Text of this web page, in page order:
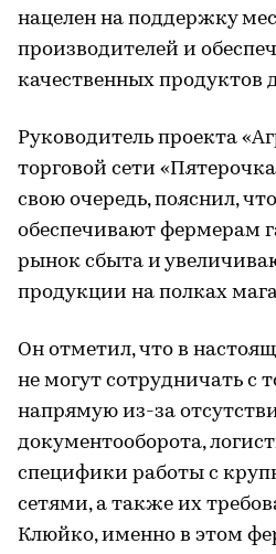
нацелен на поддержку
производителей и
качественных продуктов
Руководитель проекта
торговой сети
свою очередь, пояснил,
обеспечивают фермерам
рынок сбыта и
продукции на полках
Он отметил, что в
не могут сотрудничать с
напрямую из-за
документооборота,
специфики работы с
сетями, а также их
Клюйко, именно в этом